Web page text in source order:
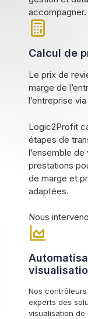
accompagner.
Calcul de
Le prix de
marge de
l’entreprise
Logic2Profit
étapes de
l’ensemble
prestations
de marge et
adaptées.
Nous
Nos
experts des
visualisation de